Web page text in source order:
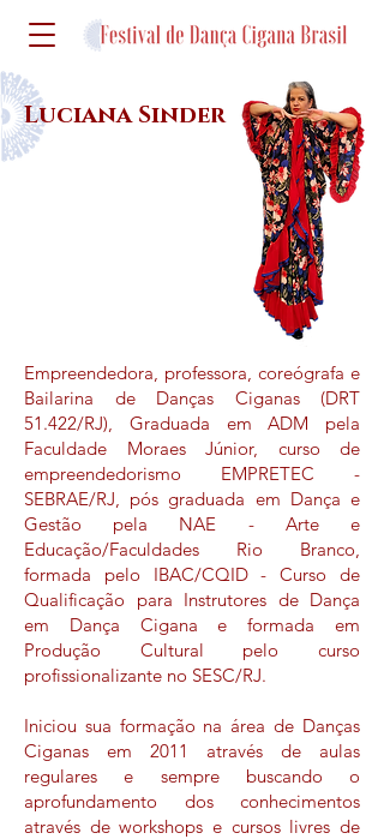
Luciana Sinder
Empreendedora, professora, coreógrafa e
Bailarina de Danças Ciganas (DRT
51.422/RJ), Graduada em ADM pela
Faculdade Moraes Júnior, curso de
empreendedorismo EMPRETEC -
SEBRAE/RJ, pós graduada em Dança e
Gestão pela NAE - Arte e
Educação/Faculdades Rio Branco,
formada pelo IBAC/CQID - Curso de
Qualificação para Instrutores de Dança
em Dança Cigana e formada em
Produção Cultural pelo curso
profissionalizante no SESC/RJ.
Iniciou sua formação na área de Danças
Ciganas em 2011 através de aulas
regulares e sempre buscando o
aprofundamento dos conhecimentos
através de workshops e cursos livres de